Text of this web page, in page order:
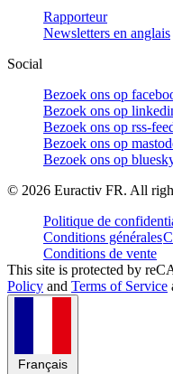
Rapporteur
Newsletters en anglais
Social
Bezoek ons op
Bezoek ons op
Bezoek ons op rss-
Bezoek ons op
Bezoek ons op
© 2026 Euractiv FR. All
Politique de
Conditions générales
Conditions de vente
This site is protected by
Policy and Terms of Service
Français